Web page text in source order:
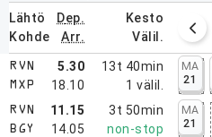
lähtö
kohde
dep.
arr.
kesto
välil.
syyskuuta 2026
RVN
MXP
5.30
18.10
13t 40min
1 välil.
MA
21
RVN
BGY
11.15
14.05
3t 50min
non-stop
MA
21